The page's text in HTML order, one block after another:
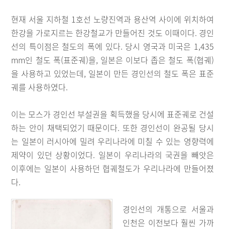
현재 서울 지하철 1호선 노량진역과 용산역 사이에 위치하여
한강을 가로지르는 한강철교가 만들어진 것도 이때이다. 경인
선의 특이점은 철도의 폭에 있다. 당시 영국과 미국은 1,435
mm인 철도 폭(표준궤)을, 일본은 이보다 좁은 철도 폭(협궤)
을 사용하고 있었는데, 일본이 만든 경인선의 철도 폭은 표준
궤를 사용하였다.
이는 모스가 경인선 부설권을 획득했을 당시에 표준궤로 건설
하는 안이 채택되었기 때문이다. 또한 경인선이 완공될 당시
는 일본이 러시아에 밀려 우리나라에 미칠 수 있는 영향력에
제약이 있던 상황이었다. 일본이 우리나라의 국권을 빼앗은
이후에는 일본이 사용하던 협궤철도가 우리나라에 만들어졌
다.
경인선의 개통으로 서울과
인천은 이전보다 훨씬 가까